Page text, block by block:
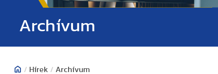
Archívum
/ Hírek / Archívum